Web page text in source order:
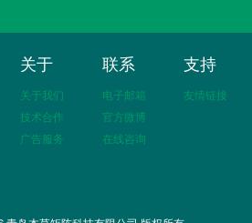
关于
关于我们
技术合作
广告服务
联系
电子邮箱
官方微博
在线咨询
支持
友情链接